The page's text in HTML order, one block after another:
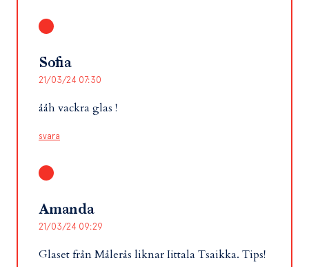
Sofia
21/03/24 07:30
ååh vackra glas !
svara
Amanda
21/03/24 09:29
Glaset från Målerås liknar Iittala Tsaikka. Tips!